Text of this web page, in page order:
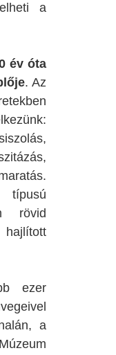
a
év óta
. Az
típusú
rövid
ezer
a